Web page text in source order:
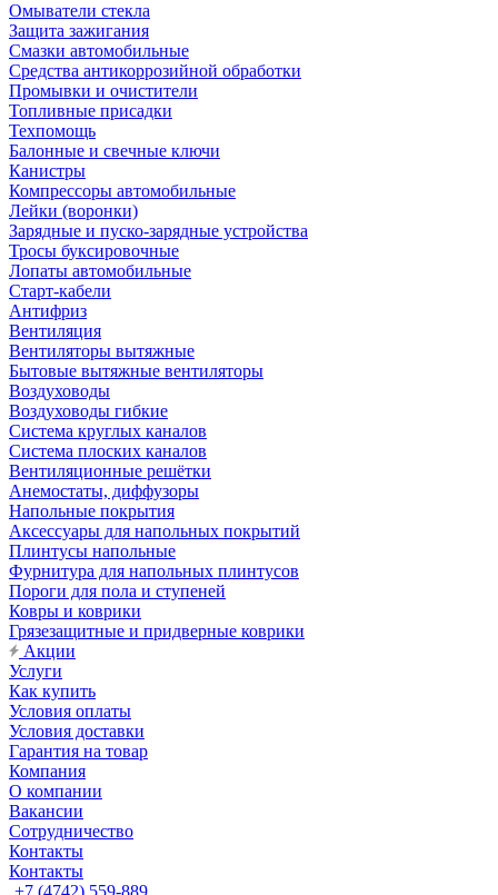
Омыватели стекла
Защита зажигания
Смазки автомобильные
Средства антикоррозийной обработки
Промывки и очистители
Топливные присадки
Техпомощь
Балонные и свечные ключи
Канистры
Компрессоры автомобильные
Лейки (воронки)
Зарядные и пуско-зарядные устройства
Тросы буксировочные
Лопаты автомобильные
Старт-кабели
Антифриз
Вентиляция
Вентиляторы вытяжные
Бытовые вытяжные вентиляторы
Воздуховоды
Воздуховоды гибкие
Система круглых каналов
Система плоских каналов
Вентиляционные решётки
Анемостаты, диффузоры
Напольные покрытия
Аксессуары для напольных покрытий
Плинтусы напольные
Фурнитура для напольных плинтусов
Пороги для пола и ступеней
Ковры и коврики
Грязезащитные и придверные коврики
Акции
Услуги
Как купить
Условия оплаты
Условия доставки
Гарантия на товар
Компания
О компании
Вакансии
Сотрудничество
Контакты
Контакты
+7 (4742) 559-889